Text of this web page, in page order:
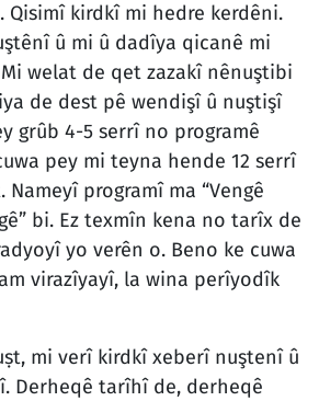
Qisimî kirdkî mi hedre kerdêni.
û mi û dadîya qicanê mi
welat de qet zazakî nênuştibi
de dest pê wendişî û nuştişî
grûb 4-5 serrî no programê
pey mi teyna hende 12 serrî
programî ma “Vengê
bi. Ez texmîn kena no tarîx de
yo verên o. Beno ke cuwa
virazîyayî, la wina perîyodîk
mi verî kirdkî xeberî nuştenî û
Derheqê tarîhî de, derheqê